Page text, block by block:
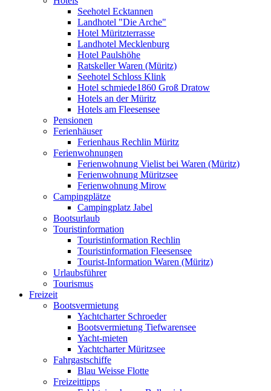
Seehotel Ecktannen
Landhotel "Die Arche"
Hotel Müritzterrasse
Landhotel Mecklenburg
Hotel Paulshöhe
Ratskeller Waren (Müritz)
Seehotel Schloss Klink
Hotel schmiede1860 Groß Dratow
Hotels an der Müritz
Hotels am Fleesensee
Pensionen
Ferienhäuser
Ferienhaus Rechlin Müritz
Ferienwohnungen
Ferienwohnung Vielist bei Waren (Müritz)
Ferienwohnung Müritzsee
Ferienwohnung Mirow
Campingplätze
Campingplatz Jabel
Bootsurlaub
Touristinformation
Touristinformation Rechlin
Touristinformation Fleesensee
Tourist-Information Waren (Müritz)
Urlaubsführer
Tourismus
Freizeit
Bootsvermietung
Yachtcharter Schroeder
Bootsvermietung Tiefwarensee
Yacht-mieten
Yachtcharter Müritzsee
Fahrgastschiffe
Blau Weisse Flotte
Freizeittipps